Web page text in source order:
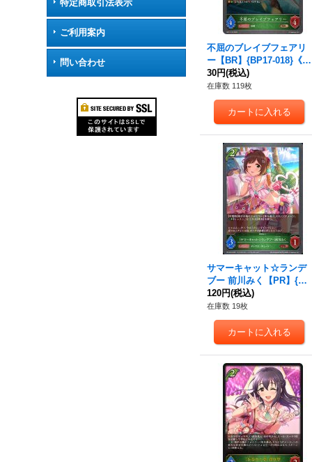
特定商取引法表示
ご利用案内
問い合わせ
不屈のブレイブフェアリ
ー【BR】{BP17-018}《エ
ルフ》
30円(税込)
在庫数 119枚
サマーキャット☆ランデ
ブー 前川みく【PR】{PR
-436}《エルフ》
120円(税込)
在庫数 19枚